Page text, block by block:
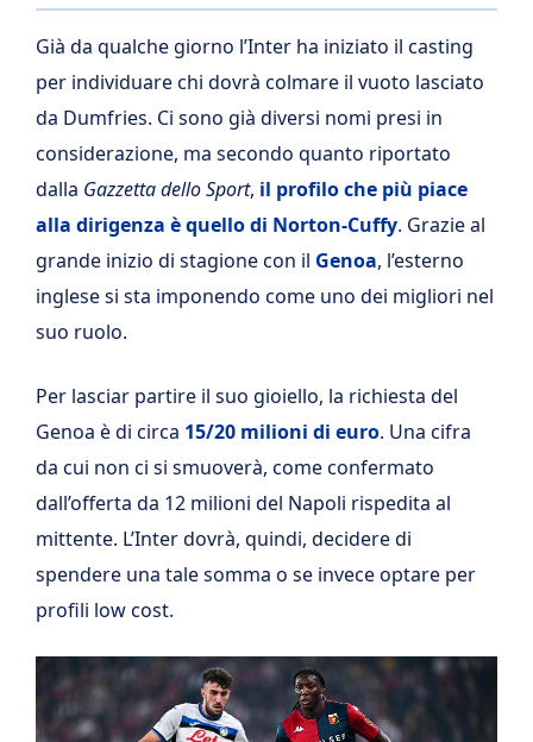
Già da qualche giorno l’Inter ha iniziato il casting
per individuare chi dovrà colmare il vuoto lasciato
da Dumfries. Ci sono già diversi nomi presi in
considerazione, ma secondo quanto riportato
dalla Gazzetta dello Sport, il profilo che più piace
alla dirigenza è quello di Norton-Cuffy. Grazie al
grande inizio di stagione con il Genoa, l’esterno
inglese si sta imponendo come uno dei migliori nel
suo ruolo.
Per lasciar partire il suo gioiello, la richiesta del
Genoa è di circa 15/20 milioni di euro. Una cifra
da cui non ci si smuoverà, come confermato
dall’offerta da 12 milioni del Napoli rispedita al
mittente. L’Inter dovrà, quindi, decidere di
spendere una tale somma o se invece optare per
profili low cost.